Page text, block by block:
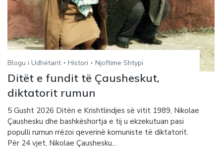
Blogu i Udhëtarit Histori Njoftime Shtypi
Ditët e fundit të Çausheskut,
diktatorit rumun
5 Gusht 2026 Ditën e Krishtlindjes së vitit 1989, Nikolae
Çaushesku dhe bashkëshortja e tij u ekzekutuan pasi
populli rumun rrëzoi qeverinë komuniste të diktatorit.
Për 24 vjet, Nikolae Çaushesku...